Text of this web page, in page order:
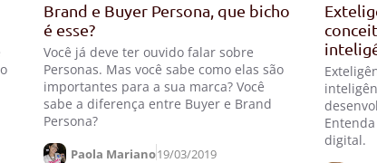
Brand e Buyer Persona, que bicho
é esse?
Você já deve ter ouvido falar sobre
Personas. Mas você sabe como elas são
importantes para a sua marca? Você
sabe a diferença entre Buyer e Brand
Persona?
Paola Mariano19/03/2019
digital.